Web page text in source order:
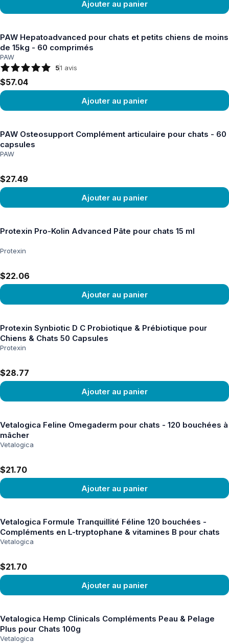
Ajouter au panier
PAW Hepatoadvanced pour chats et petits chiens de moins
de 15kg - 60 comprimés
PAW
51 avis
$57.04
Ajouter au panier
PAW Osteosupport Complément articulaire pour chats - 60
capsules
PAW
$27.49
Ajouter au panier
Protexin Pro-Kolin Advanced Pâte pour chats 15 ml
Protexin
$22.06
Ajouter au panier
Protexin Synbiotic D C Probiotique & Prébiotique pour
Chiens & Chats 50 Capsules
Protexin
$28.77
Ajouter au panier
Vetalogica Feline Omegaderm pour chats - 120 bouchées à
mâcher
Vetalogica
$21.70
Ajouter au panier
Vetalogica Formule Tranquillité Féline 120 bouchées -
Compléments en L-tryptophane & vitamines B pour chats
Vetalogica
$21.70
Ajouter au panier
Vetalogica Hemp Clinicals Compléments Peau & Pelage
Plus pour Chats 100g
Vetalogica